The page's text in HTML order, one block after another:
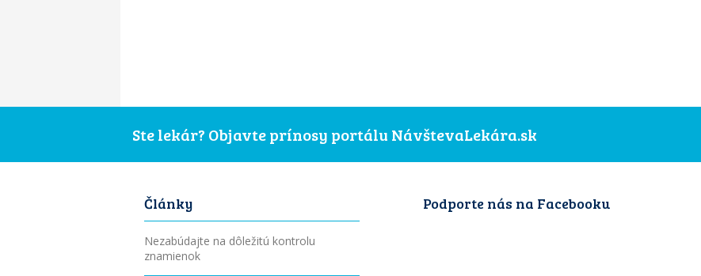
Ste lekár? Objavte prínosy portálu NávštevaLekára.sk
Články
Nezabúdajte na dôležitú kontrolu
znamienok
Podporte nás na Facebooku